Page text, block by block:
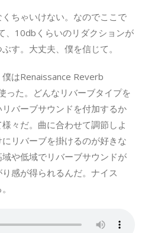
ちゃいけない。なのでここで
、10dbくらいのリダクションが
す。大丈夫、僕を信じて。
はRenaissance Reverb
った。どんなリバーブタイプを
バーブサウンドを付加するか
々だ。曲に合わせて調節しよ
リバーブを掛けるのが好きな
や低域でリバーブサウンドが
感が得られるんだ。ナイス